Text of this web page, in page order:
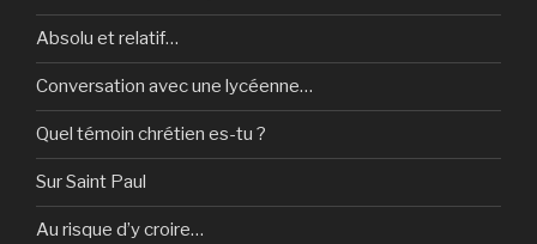
Absolu et relatif…
Conversation avec une lycéenne…
Quel témoin chrétien es-tu ?
Sur Saint Paul
Au risque d’y croire…